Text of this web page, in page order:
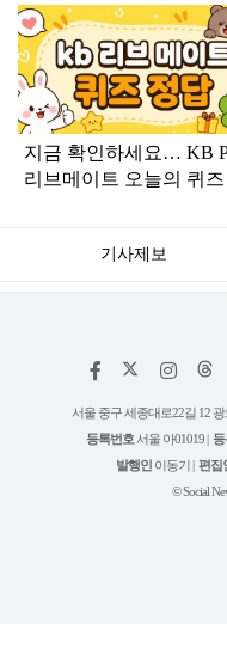
탑
라
인
지금 확인하세요… KB
리브메이트 오늘의 퀴즈
기사제보
페
스
인
타
램
서울 중구 세종대로22길 12
등록번호 서울 아01019 | 등
발행인 이동기 | 편집
© Social